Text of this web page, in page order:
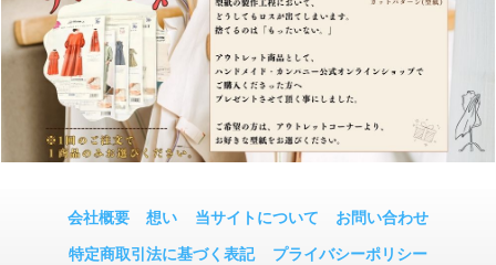
会社概要 想い 当サイトについて お問い合わせ
特定商取引法に基づく表記 プライバシーポリシー